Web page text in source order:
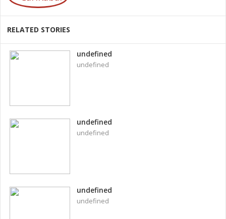
RELATED STORIES
undefined
undefined
undefined
undefined
undefined
undefined